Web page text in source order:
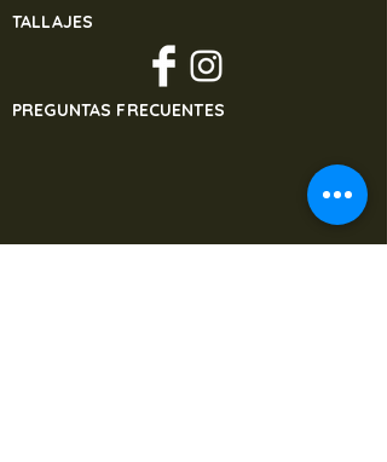
TALLAJES
PREGUNTAS FRECUENTES